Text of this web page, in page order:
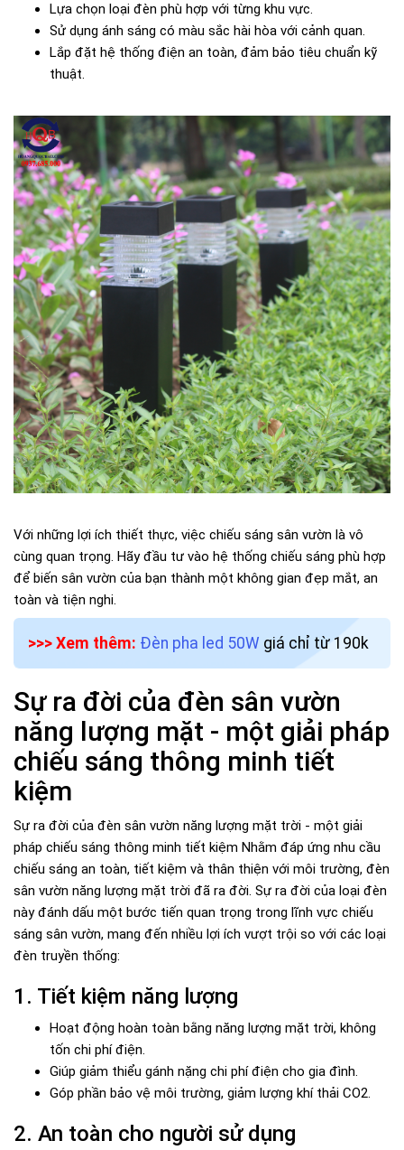
Lựa chọn loại đèn phù hợp với từng khu vực.
Sử dụng ánh sáng có màu sắc hài hòa với cảnh quan.
Lắp đặt hệ thống điện an toàn, đảm bảo tiêu chuẩn kỹ
thuật.
Với những lợi ích thiết thực, việc chiếu sáng sân vườn là vô
cùng quan trọng. Hãy đầu tư vào hệ thống chiếu sáng phù hợp
để biến sân vườn của bạn thành một không gian đẹp mắt, an
toàn và tiện nghi.
>>> Xem thêm: Đèn pha led 50W giá chỉ từ 190k
Sự ra đời của đèn sân vườn
năng lượng mặt - một giải pháp
chiếu sáng thông minh tiết
kiệm
Sự ra đời của đèn sân vườn năng lượng mặt trời - một giải
pháp chiếu sáng thông minh tiết kiệm Nhằm đáp ứng nhu cầu
chiếu sáng an toàn, tiết kiệm và thân thiện với môi trường, đèn
sân vườn năng lượng mặt trời đã ra đời. Sự ra đời của loại đèn
này đánh dấu một bước tiến quan trọng trong lĩnh vực chiếu
sáng sân vườn, mang đến nhiều lợi ích vượt trội so với các loại
đèn truyền thống:
1. Tiết kiệm năng lượng
Hoạt động hoàn toàn bằng năng lượng mặt trời, không
tốn chi phí điện.
Giúp giảm thiểu gánh nặng chi phí điện cho gia đình.
Góp phần bảo vệ môi trường, giảm lượng khí thải CO2.
2. An toàn cho người sử dụng